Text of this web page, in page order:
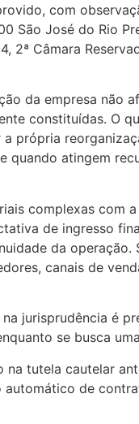
com
São José do Rio
2ª Câmara
da empresa não
constituídas. O
própria
quando atingem
complexas com
de ingresso
da
canais de
jurisprudência é
se busca
na tutela cautelar
de